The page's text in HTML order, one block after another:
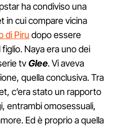
ha condiviso una
in cui compare vicina
di Piru dopo essere
Naya era uno dei
tvGlee. Vi aveva
quella conclusiva. Tra
c’era stato un rapporto
entrambi omosessuali,
Ed è proprio a quella